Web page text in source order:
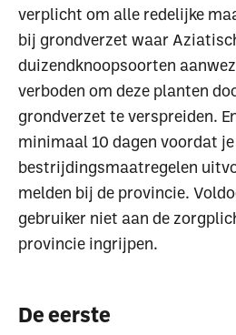
verplicht om alle redelijke
bij grondverzet waar
duizendknoopsoorten
verboden om deze planten
grondverzet te verspreiden.
minimaal 10 dagen voordat je
bestrijdingsmaatregelen
melden bij de provincie.
gebruiker niet aan de
provincie ingrijpen.
De eerste